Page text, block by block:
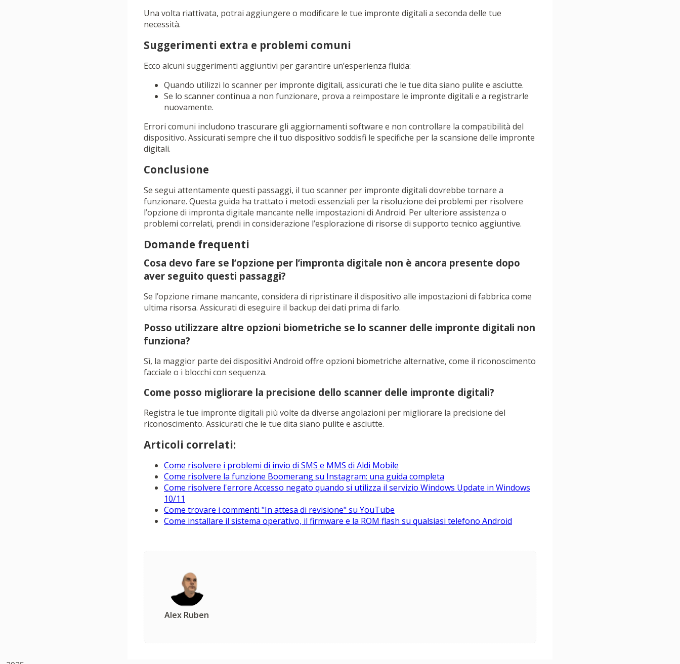
Una volta riattivata, potrai aggiungere o modificare le tue impronte digitali a seconda delle tue
necessità.
Suggerimenti extra e problemi comuni
Ecco alcuni suggerimenti aggiuntivi per garantire un’esperienza fluida:
Quando utilizzi lo scanner per impronte digitali, assicurati che le tue dita siano pulite e asciutte.
Se lo scanner continua a non funzionare, prova a reimpostare le impronte digitali e a registrarle
nuovamente.
Errori comuni includono trascurare gli aggiornamenti software e non controllare la compatibilità del
dispositivo. Assicurati sempre che il tuo dispositivo soddisfi le specifiche per la scansione delle impronte
digitali.
Conclusione
Se segui attentamente questi passaggi, il tuo scanner per impronte digitali dovrebbe tornare a
funzionare. Questa guida ha trattato i metodi essenziali per la risoluzione dei problemi per risolvere
l’opzione di impronta digitale mancante nelle impostazioni di Android. Per ulteriore assistenza o
problemi correlati, prendi in considerazione l’esplorazione di risorse di supporto tecnico aggiuntive.
Domande frequenti
Cosa devo fare se l’opzione per l’impronta digitale non è ancora presente dopo
aver seguito questi passaggi?
Se l’opzione rimane mancante, considera di ripristinare il dispositivo alle impostazioni di fabbrica come
ultima risorsa. Assicurati di eseguire il backup dei dati prima di farlo.
Posso utilizzare altre opzioni biometriche se lo scanner delle impronte digitali non
funziona?
Sì, la maggior parte dei dispositivi Android offre opzioni biometriche alternative, come il riconoscimento
facciale o i blocchi con sequenza.
Come posso migliorare la precisione dello scanner delle impronte digitali?
Registra le tue impronte digitali più volte da diverse angolazioni per migliorare la precisione del
riconoscimento. Assicurati che le tue dita siano pulite e asciutte.
Articoli correlati:
Come risolvere i problemi di invio di SMS e MMS di Aldi Mobile
Come risolvere la funzione Boomerang su Instagram: una guida completa
Come risolvere l'errore Accesso negato quando si utilizza il servizio Windows Update in Windows
10/11
Come trovare i commenti "In attesa di revisione" su YouTube
Come installare il sistema operativo, il firmware e la ROM flash su qualsiasi telefono Android
Alex Ruben